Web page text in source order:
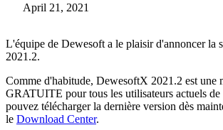
April 21, 2021
L'équipe de Dewesoft a le plaisir d'annoncer la
2021.2.
Comme d'habitude, DewesoftX 2021.2 est une
GRATUITE pour tous les utilisateurs actuels
pouvez télécharger la dernière version dès
le Download Center.